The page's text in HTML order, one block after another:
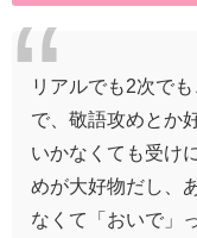
リアルでも2次で
で、敬語攻めとか
いかなくても受け
めが大好物だし、
なくて「おいで」